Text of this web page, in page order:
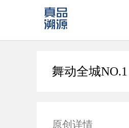
舞动全城NO.1
原创详情